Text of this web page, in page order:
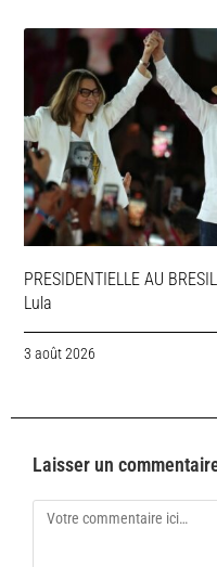
PRESIDENTIELLE AU
Lula
3 août 2026
Laisser un